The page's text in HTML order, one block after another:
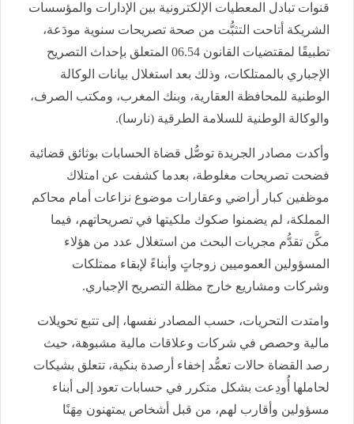
قنوات تبادل المعطيات الإلكترونية بين الإدارات والمؤسسات
الشريكة أتاحت التثبُّت من صحة تصريحات سنوية مودَعة،
تطبيقًا لمقتضيات القانون 06.54 المتعلق بإحداث التصريح
الإجباري بالممتلكات، وذلك بعد استغلال بيانات الوكالة
الوطنية للمحافظة العقارية، وبنك المغرب، ومكتب الصرف،
والوكالة الوطنية للسلامة الطرقية (نارسا).
وأكدت مصادر الجريدة توصُّل قضاة الحسابات بوثائق قضائية
فضحت تصريحات مغلوطة، بعدما كشفت عن امتلاك
موظفين كبار أراضي وعقارات موضوع نزاعات أمام محاكم
المملكة، لم يضمنوا صكوك ملكيتها في تصريحاتهم، فيما
مكَّن تقدُّم مجريات البحث من استغلال عدد من هؤلاء
المسؤولين العموميين زوجاتٍ وأبناءً لإبقاء ممتلكات
وشركات ومشاريع خارج مظلة التصريح الإجباري.
وامتدت التحريات، حسب المصادر نفسها، إلى تتبع تحويلات
مالية وحصص في شركات وعلاقات مالية مشبوهة، حيث
رصد القضاة حالات تعمُّد إخفاء أرصدة بنكية، تتعلق بشيكات
لحاملها أُودِعت بشكل متكرر في حسابات تعود إلى أبناء
مسؤولين وأقارب لهم، من قبل أشخاص يمتهنون مِهَنًا